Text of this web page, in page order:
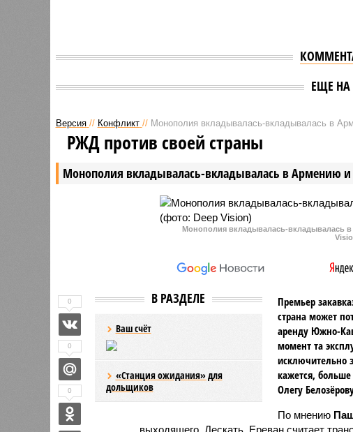
ЕЩЕ НА
Версия // Конфликт // Монополия вкладывалась-вкладывалась в
Монополия вкладывалась-вкладывалась в Армению
РЖД против своей страны
Монополия вкладывалась-вкладывалась
В РАЗДЕЛЕ
Ваш счёт
«Станция ожидания» для
дольщиков
Премьер
страна может
аренду Южно-
момент та
исключительно
кажется,
Олегу
По мнению
выходящего. Дескать, Ереван считает
0
0
0